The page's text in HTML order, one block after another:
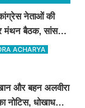
नेताओं की
मंथन बैठक, सांसदों
ACHARYA
और बहन अलवीरा
नोटिस, धोखाधड़ी